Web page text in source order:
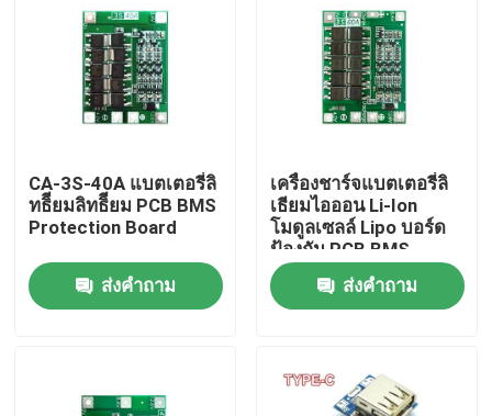
หน้าแรก
CA-3S-40A แบตเตอรี่ลิ
ทธิียมลิทธิียม PCB BMS
Protection Board
ส่งคำถาม
เครื่องชาร์จแบตเตอรี่ลิ
เธียมไอออน Li-Ion
โมดูลเซลล์ Lipo บอร์ด
ป้องกัน PCB BMS
ส่งคำถาม